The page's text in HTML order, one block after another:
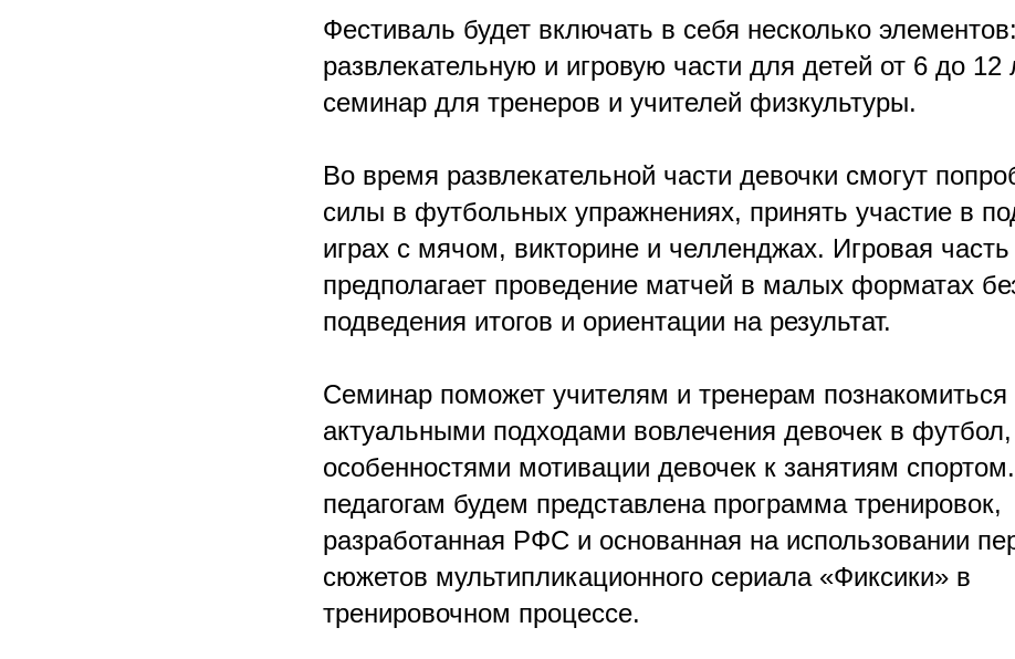
Фестиваль будет включать в себя несколько элементов:
развлекательную и игровую части для детей от 6 до 12
семинар для тренеров и учителей физкультуры.
Во время развлекательной части девочки смогут
силы в футбольных упражнениях, принять участие в
играх с мячом, викторине и челленджах. Игровая часть
предполагает проведение матчей в малых форматах
подведения итогов и ориентации на результат.
Семинар поможет учителям и тренерам познакомиться
актуальными подходами вовлечения девочек в
особенностями мотивации девочек к занятиям
педагогам будем представлена программа тренировок,
разработанная РФС и основанная на использовании
сюжетов мультипликационного сериала «Фиксики» в
тренировочном процессе.